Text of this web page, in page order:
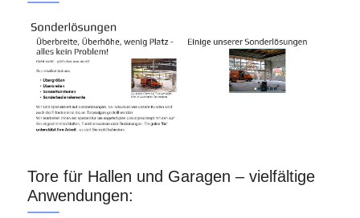
Tore für Hallen und Garagen – vielfältige
Anwendungen: